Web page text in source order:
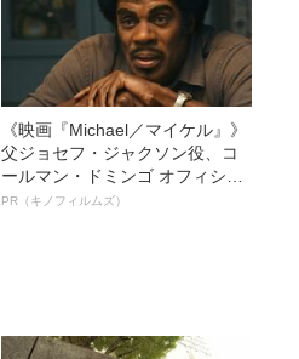
《映画『Michael／マイケル』》
父ジョセフ・ジャクソン役、コ
ールマン・ドミンゴ オフィシャ
ルインタビュー“観客を魅了した
PR（キノフィルムズ）